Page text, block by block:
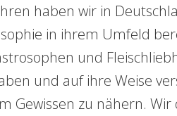
haben wir in
in ihrem Umfeld
und
und auf ihre Weise
Gewissen zu nähern.